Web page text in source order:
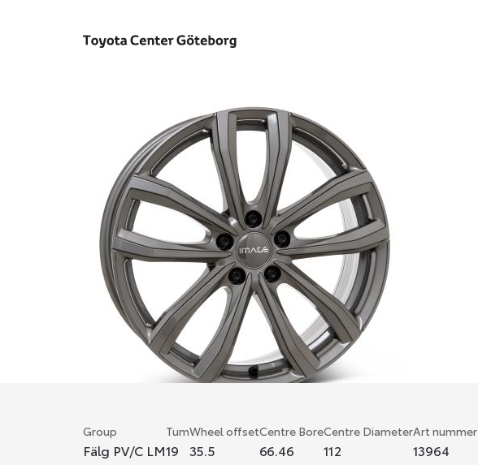
Group
Fälg PV/C LM
Tum
19
Wheel offset
35.5
Centre Bore
66.46
Centre Diameter
112
Art nummer
13964